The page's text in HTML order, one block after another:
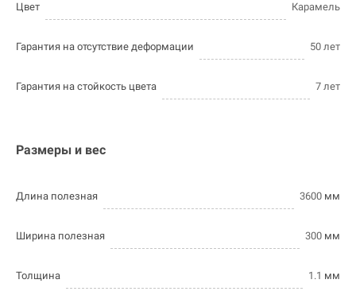
Цвет Карамель
Гарантия на отсутствие деформации 50 лет
Гарантия на стойкость цвета 7 лет
Размеры и вес
Длина полезная 3600 мм
Ширина полезная 300 мм
Толщина 1.1 мм